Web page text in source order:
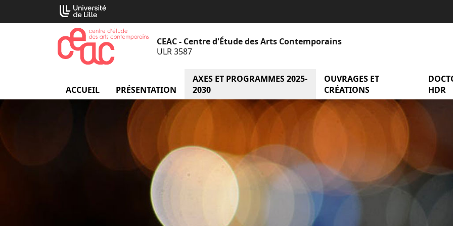
CEAC - Centre d'Étude des Arts Contemporains
ULR 3587
ACCUEIL PRÉSENTATION menu Présentation
AXES ET PROGRAMMES 2025-
2030
menu Axes et programmes 2025-
OUVRAGES ET
CRÉATIONS
menu
HDR
Cookies management panel